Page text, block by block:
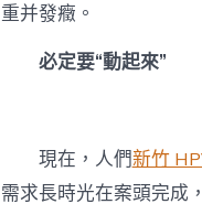
重并發癥。
必定要“動起來”
現在，人們新竹
需求長時光在案頭完成